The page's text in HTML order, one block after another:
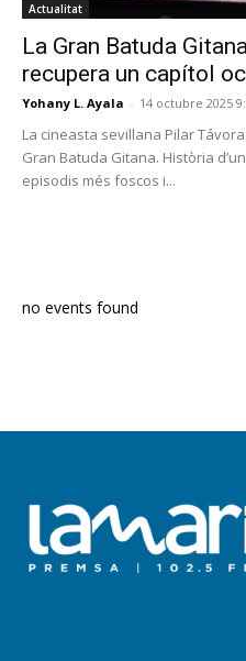
Actualitat
La Gran Batuda
recupera un capítol
Yohany L. Ayala - 14 octubre 2025
La cineasta sevillana Pilar
Gran Batuda Gitana. Història
episodis més foscos i...
no events found